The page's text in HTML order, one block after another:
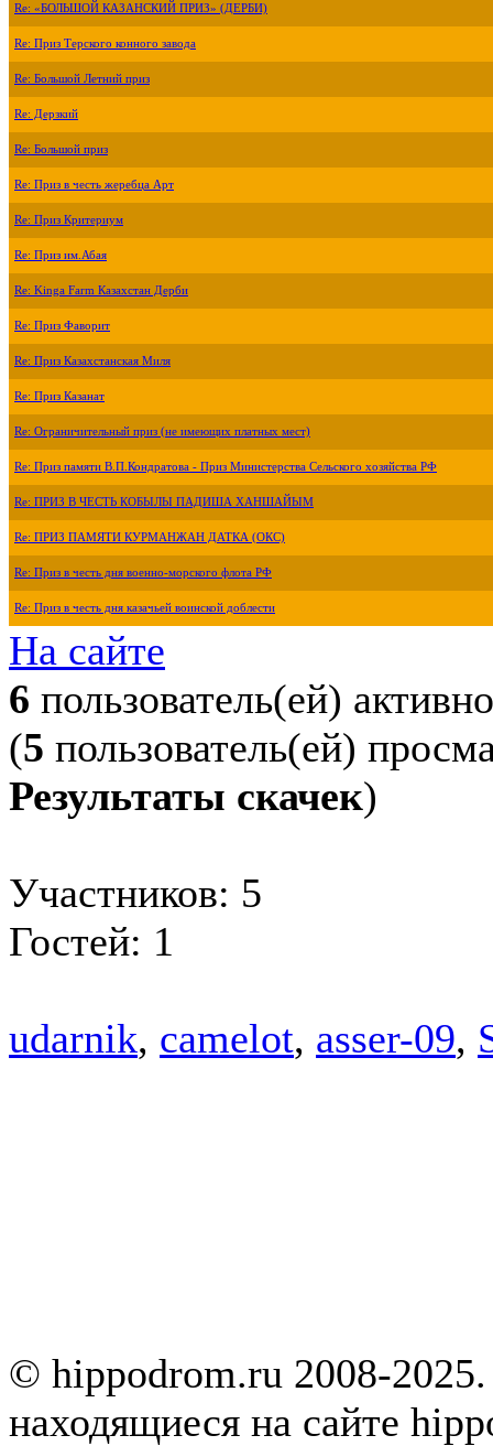
Re: «БОЛЬШОЙ КАЗАНСКИЙ ПРИЗ» (ДЕРБИ)
Re: Приз Терского конного завода
Re: Большой Летний приз
Re: Дерзкий
Re: Большой приз
Re: Приз в честь жеребца Арт
Re: Приз Критериум
Re: Приз им.Абая
Re: Kinga Farm Казахстан Дерби
Re: Приз Фаворит
Re: Приз Казахстанская Миля
Re: Приз Казанат
Re: Ограничительный приз (не имеющих платных мест)
Re: Приз памяти В.П.Кондратова - Приз Министерства Сельского хозяйства РФ
Re: ПРИЗ В ЧЕСТЬ КОБЫЛЫ ПАДИША ХАНШАЙЫМ
Re: ПРИЗ ПАМЯТИ КУРМАНЖАН ДАТКА (ОКС)
Re: Приз в честь дня военно-морского флота РФ
Re: Приз в честь дня казачьей воинской доблести
На сайте
6 пользователь(ей) активно
(5 пользователь(ей)
Результаты скачек)
Участников: 5
Гостей: 1
udarnik, camelot, asser-09,
© hippodrom.ru 2008-
находящиеся на сайте